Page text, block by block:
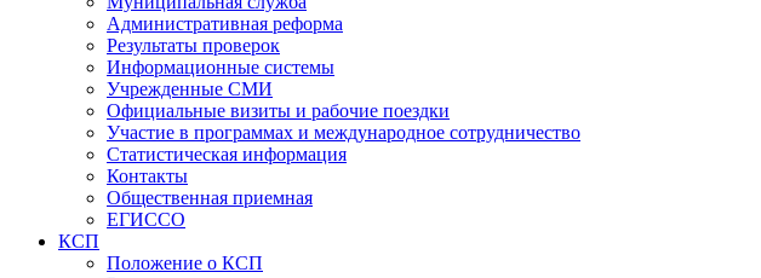
Административная реформа
Результаты проверок
Информационные системы
Учрежденные СМИ
Официальные визиты и рабочие поездки
Участие в программах и международное сотрудничество
Статистическая информация
Контакты
Общественная приемная
ЕГИССО
КСП
Положение о КСП